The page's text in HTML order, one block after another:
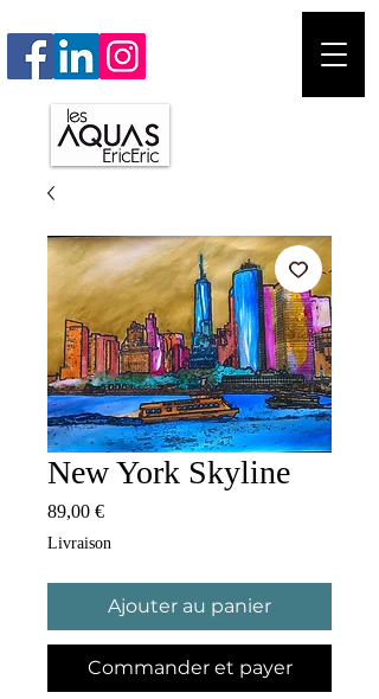
New York Skyline
89,00 €Prix
Livraison
Ajouter au panier
Commander et payer